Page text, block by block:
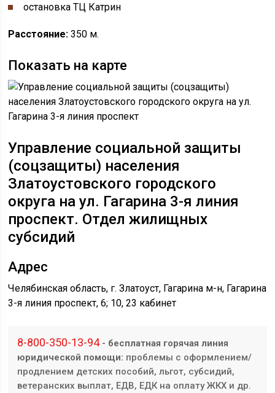
остановка ​​ТЦ Катрин
Расстояние: 350 м.
Показать на карте
Управление социальной защиты
(соцзащиты) населения
Златоустовского городского
округа на ул. ​Гагарина 3-я линия
проспект. Отдел жилищных
субсидий
Адрес
Челябинская область, г. Златоуст, Гагарина м-н, ​​Гагарина
3-я линия проспект, 6; ​10, 23 кабинет
8-800-350-13-94- бесплатная горячая линия
юридической помощи: проблемы с оформлением/
продлением детских пособий, льгот, субсидий,
ветеранских выплат, ЕДВ, ЕДК на оплату ЖКХ и др.